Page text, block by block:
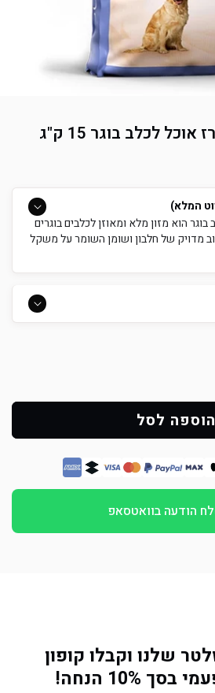
המלא)
לכלב בוגר הוא מזון מלא ומאוזן לכלבים בוגרים
מדויק של חלבון ושומן השומר על משקל
הוספה לסל
הודעה בוואטסאפ
שלנו וקבלו קופון
10% הנחה!